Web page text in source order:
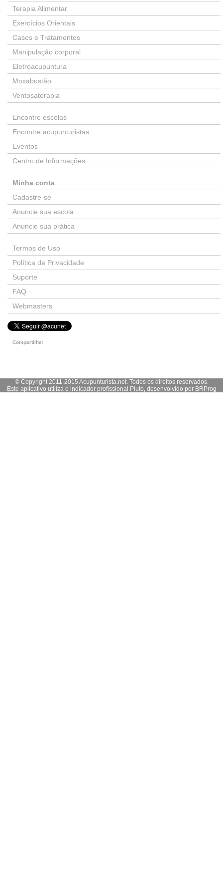
Terapia Alimentar
Exercícios Orientais
Casos e Tratamentos
Manipulação corporal
Eletroacupuntura
Moxabustão
Ventosaterapia
Encontre escolas
Encontre acupunturistas
Eventos
Centro de Informações
Minha conta
Cadastre-se
Anuncie sua escola
Anuncie sua prática
Termos de Uso
Política de Privacidade
Suporte
FAQ
Webmasters
Compartilhe:
© Copyright 2011-2015 Acupunturista.net. Todos os direitos reservados.
Este aplicativo utiliza o indicador profissional Pluto, desenvolvido por BRProg